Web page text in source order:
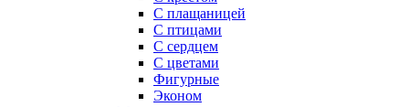
С плащаницей
С птицами
С сердцем
С цветами
Фигурные
Эконом